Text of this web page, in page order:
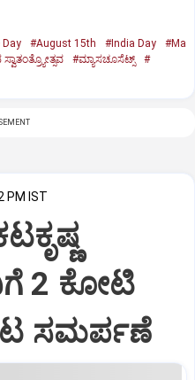
Day #August 15th #India Day
#Ma
#ಮ್ಯಾಸಚೂಸೆಟ್ಸ್‌
#
PM IST
2 ಕೋಟಿ
ಸಮರ್ಪಣೆ